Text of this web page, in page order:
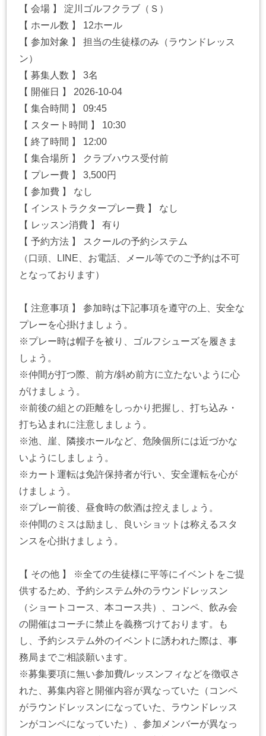
【 会場 】 淀川ゴルフクラブ（Ｓ）
【 ホール数 】 12ホール
【 参加対象 】 担当の生徒様のみ（ラウンドレッス
ン）
【 募集人数 】 3名
【 開催日 】 2026-10-04
【 集合時間 】 09:45
【 スタート時間 】 10:30
【 終了時間 】 12:00
【 集合場所 】 クラブハウス受付前
【 プレー費 】 3,500円
【 参加費 】 なし
【 インストラクタープレー費 】 なし
【 レッスン消費 】 有り
【 予約方法 】 スクールの予約システム
（口頭、LINE、お電話、メール等でのご予約は不可
となっております）
【 注意事項 】 参加時は下記事項を遵守の上、安全な
プレーを心掛けましょう。
※プレー時は帽子を被り、ゴルフシューズを履きま
しょう。
※仲間が打つ際、前方/斜め前方に立たないように心
がけましょう。
※前後の組との距離をしっかり把握し、打ち込み・
打ち込まれに注意しましょう。
※池、崖、隣接ホールなど、危険個所には近づかな
いようにしましょう。
※カート運転は免許保持者が行い、安全運転を心が
けましょう。
※プレー前後、昼食時の飲酒は控えましょう。
※仲間のミスは励まし、良いショットは称えるスタ
ンスを心掛けましょう。
【 その他 】 ※全ての生徒様に平等にイベントをご提
供するため、予約システム外のラウンドレッスン
（ショートコース、本コース共）、コンペ、飲み会
の開催はコーチに禁止を義務づけております。も
し、予約システム外のイベントに誘われた際は、事
務局までご相談願います。
※募集要項に無い参加費/レッスンフィなどを徴収さ
れた、募集内容と開催内容が異なっていた（コンペ
がラウンドレッスンになっていた、ラウンドレッス
ンがコンペになっていた）、参加メンバーが異なっ